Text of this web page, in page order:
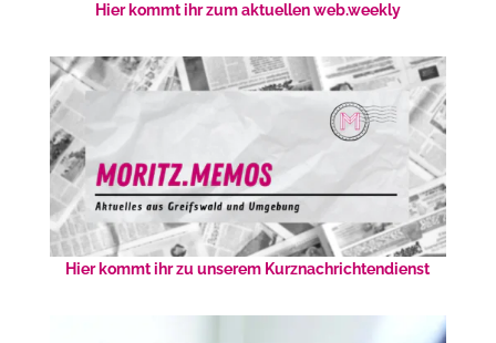
Hier kommt ihr zum aktuellen web.weekly
Hier kommt ihr zu unserem Kurznachrichtendienst